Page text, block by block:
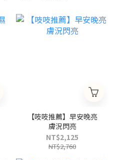
【吱吱推薦】早安晚亮
膚況閃亮
NT$2,125
NT$2,760